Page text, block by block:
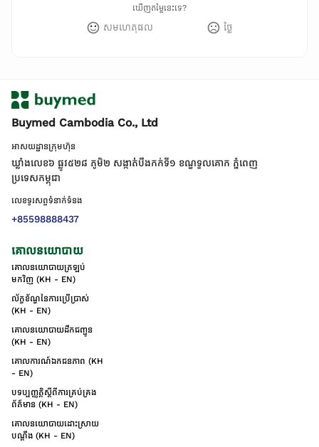
ឃើញតម្លៃនេះទេ?
សមហេតុផល ថ្លៃ
Buymed Cambodia Co., Ltd
អាសយដ្ឋានក្រុមហ៊ុន
ឃ្លាំងលេខ៦ ផ្លូវ៥២៨ ភូមិ២ សង្កាត់់បឹងកក់ទី១ ខណ្ឌទួលគោក ភ្នំពេញ
ប្រទេសកម្ពុជា
លេខទូរសព្ទទំនាក់ទំនង
+85598888437
គោលនយោបាយ
គោលនយោបាយត្រឡប់
មកវិញ (KH - EN)
ល័ក្ខខ័ណ្ឌនៃការប្រើប្រាស់
(KH - EN)
គោលនយោបាយដឹកជញ្ជូន
(KH - EN)
គោលការណ៍ឯកជនភាព (KH
- EN)
បទប្បញ្ញត្តិស្តីពីការគ្រប់គ្រង
ព័ត៌មាន (KH - EN)
គោលនយោបាយដោះស្រាយ
បណ្ដឹង (KH - EN)